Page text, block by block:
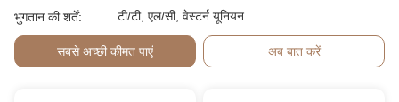
भुगतान की शर्तें: टी/टी, एल/सी, वेस्टर्न यूनियन
सबसे अच्छी कीमत पाएं अब बात करें